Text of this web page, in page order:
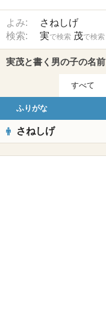
よみ:
さねしげ
検索:
実で検索 茂で検索
実茂と書く男の子の名前
すべて
ふりがな
さねしげ